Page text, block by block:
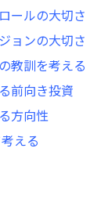
ールの大切さ
ョンの大切さ
教訓を考える
前向き投資
方向性
える